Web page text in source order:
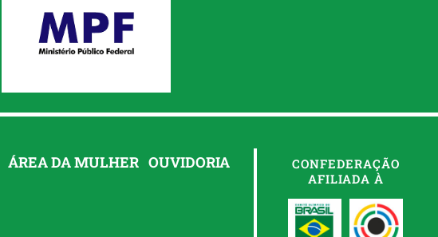
ÁREA DA MULHER OUVIDORIA
CONFEDERAÇÃO
AFILIADA À